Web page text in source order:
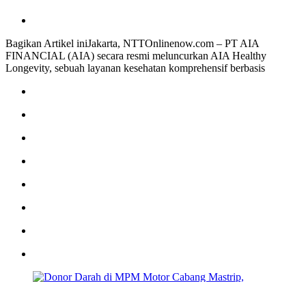
Bagikan Artikel iniJakarta, NTTOnlinenow.com – PT AIA
FINANCIAL (AIA) secara resmi meluncurkan AIA Healthy
Longevity, sebuah layanan kesehatan komprehensif berbasis